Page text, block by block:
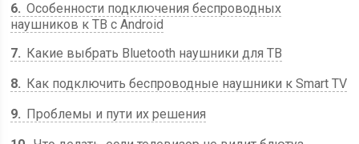
6 Особенности подключения беспроводных
наушников к ТВ с Android
7
Какие выбрать Bluetooth наушники для ТВ
8
Как подключить беспроводные наушники к Smart TV
9
Проблемы и пути их решения